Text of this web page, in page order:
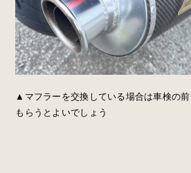
▲マフラーを交換している場合は車検の
もらうとよいでしょう